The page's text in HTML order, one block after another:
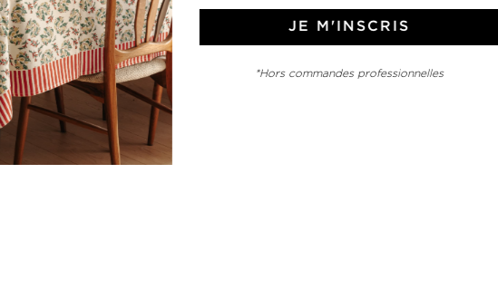
L'art de vivre JAMINI raconté avec poésie et élégance dans votre boîte mail. Inscrivez
vous à notre newsletter et rentrez dans l'univers Jamini.
JE M'INSCRIS
*Hors commandes professionnelles